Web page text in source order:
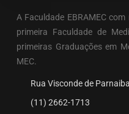
A Faculdade EBRAMEC
primeira Faculdade de
primeiras Graduações em
MEC.
Rua Visconde de
(11) 2662-1713